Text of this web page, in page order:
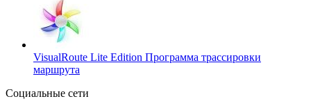
VisualRoute Lite Edition Программа трассировки
маршрута
Социальные сети